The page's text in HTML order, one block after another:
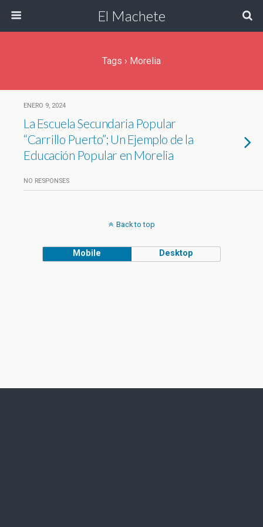
El Machete
Tags › Morelia
ENERO 9, 2024
La Escuela Secundaria Popular
“Carrillo Puerto”; Un Ejemplo de la
Educación Popular en Morelia
NO RESPONSES
Back to top
Mobile Desktop